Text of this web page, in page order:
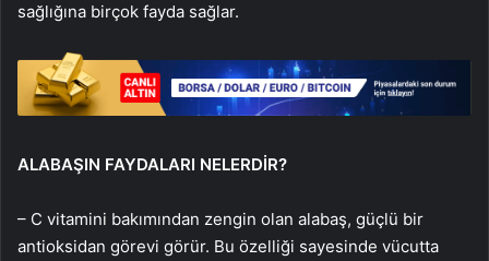
sağlığına birçok fayda sağlar.
ALABAŞIN FAYDALARI NELERDİR?
– C vitamini bakımından zengin olan alabaş, güçlü bir
antioksidan görevi görür. Bu özelliği sayesinde vücutta